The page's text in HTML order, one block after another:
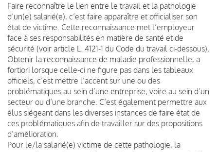
Faire reconnaître le lien entre le travail et la pathologie
d’un(e) salarié(e), c’est faire apparaître et officialiser son
état de victime. Cette reconnaissance met l’employeur
face à ses responsabilités en matière de santé et de
sécurité (voir article L. 4121-1 du Code du travail ci-dessous).
Obtenir la reconnaissance de maladie professionnelle, a
fortiori lorsque celle-ci ne figure pas dans les tableaux
officiels, c’est mettre l’accent sur une ou des
problématiques au sein d’une entreprise, voire au sein d’un
secteur ou d’une branche. C’est également permettre aux
élus siégeant dans les diverses instances de faire état de
ces problématiques afin de travailler sur des propositions
d’amélioration.
Pour le/la salarié(e) victime de cette pathologie, la